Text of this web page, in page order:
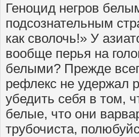
Геноцид негров
подсознательным
как сволочь!» У
вообще перья на
белыми? Прежде
рефлекс не удержал
убедить себя в том,
белые, что они
трубочиста,